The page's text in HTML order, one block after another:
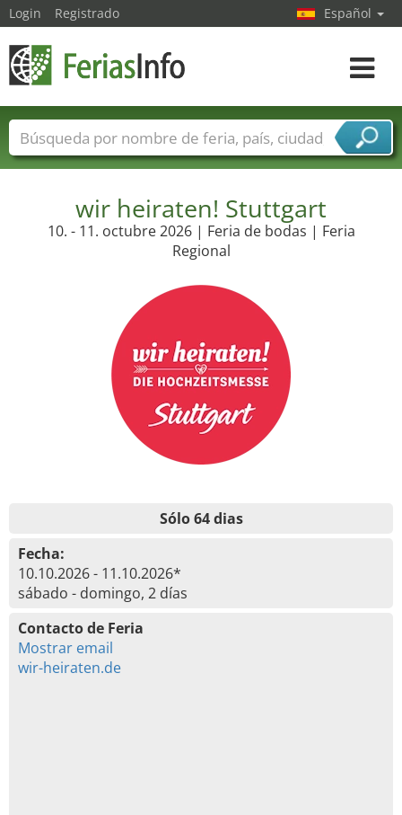
wir heiraten! Stuttgart
10. - 11. octubre 2026 | Feria de bodas | Feria
Regional
Sólo 64 dias
Fecha:
10.10.2026 - 11.10.2026*
sábado - domingo, 2 días
Contacto de Feria
Mostrar email
wir-heiraten.de
Login Registrado Español
toggle
Nombres de ferias Países
Ciudades
Sectores de proveedor de servicios